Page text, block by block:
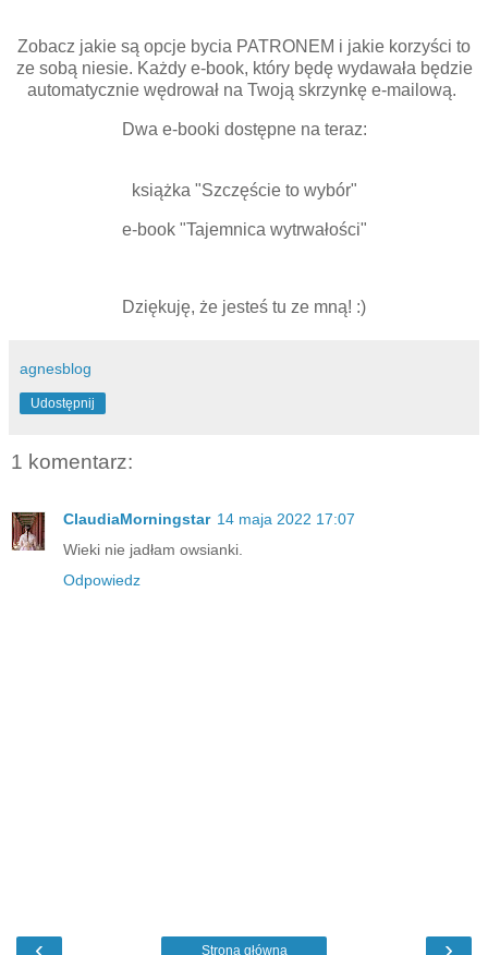
Zobacz jakie są opcje bycia PATRONEM i jakie korzyści to
ze sobą niesie. Każdy e-book, który będę wydawała będzie
automatycznie wędrował na Twoją skrzynkę e-mailową.
Dwa e-booki dostępne na teraz:
książka "Szczęście to wybór"
e-book "Tajemnica wytrwałości"
Dziękuję, że jesteś tu ze mną! :)
agnesblog
Udostępnij
1 komentarz:
ClaudiaMorningstar 14 maja 2022 17:07
Wieki nie jadłam owsianki.
Odpowiedz
Strona główna